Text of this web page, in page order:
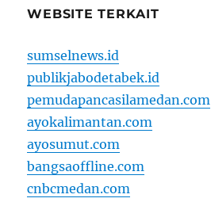
WEBSITE TERKAIT
sumselnews.id
publikjabodetabek.id
pemudapancasilamedan.com
ayokalimantan.com
ayosumut.com
bangsaoffline.com
cnbcmedan.com